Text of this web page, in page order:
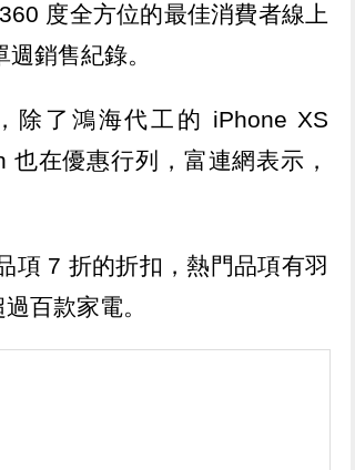
度全方位的最佳消費者線上
銷售紀錄。
除了鴻海代工的 iPhone XS
在優惠行列，富連網表示，
項 7 折的折扣，熱門品項有羽
百款家電。